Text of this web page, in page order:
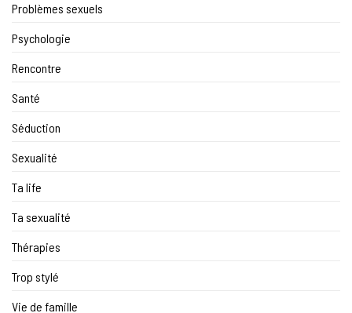
Problèmes sexuels
Psychologie
Rencontre
Santé
Séduction
Sexualité
Ta life
Ta sexualité
Thérapies
Trop stylé
Vie de famille